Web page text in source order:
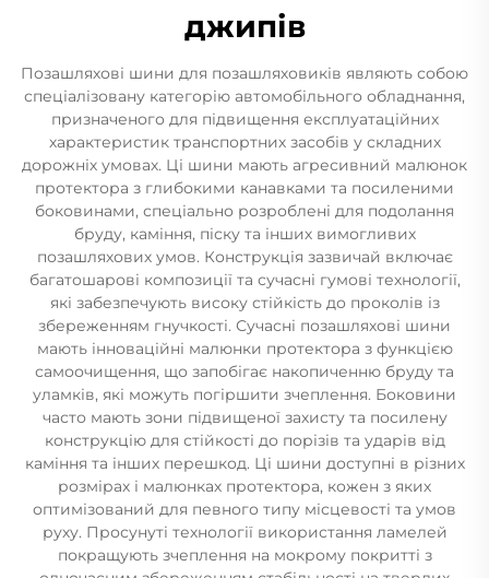
джипів
Позашляхові шини для позашляховиків являють собою
спеціалізовану категорію автомобільного обладнання,
призначеного для підвищення експлуатаційних
характеристик транспортних засобів у складних
дорожніх умовах. Ці шини мають агресивний малюнок
протектора з глибокими канавками та посиленими
боковинами, спеціально розроблені для подолання
бруду, каміння, піску та інших вимогливих
позашляхових умов. Конструкція зазвичай включає
багатошарові композиції та сучасні гумові технології,
які забезпечують високу стійкість до проколів із
збереженням гнучкості. Сучасні позашляхові шини
мають інноваційні малюнки протектора з функцією
самоочищення, що запобігає накопиченню бруду та
уламків, які можуть погіршити зчеплення. Боковини
часто мають зони підвищеної захисту та посилену
конструкцію для стійкості до порізів та ударів від
каміння та інших перешкод. Ці шини доступні в різних
розмірах і малюнках протектора, кожен з яких
оптимізований для певного типу місцевості та умов
руху. Просунуті технології використання ламелей
покращують зчеплення на мокрому покритті з